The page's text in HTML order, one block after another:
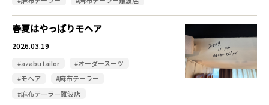
春夏はやっぱりモヘア
2026.03.19
#azabu tailor
#オーダースーツ
#モヘア
#麻布テーラー
#麻布テーラー難波店